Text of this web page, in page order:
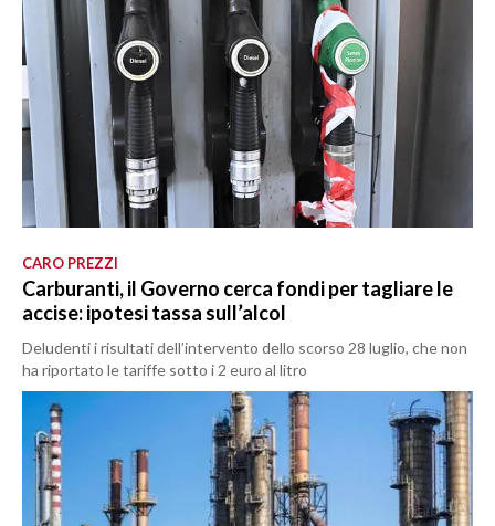
CARO PREZZI
Carburanti, il Governo cerca fondi per tagliare le
accise: ipotesi tassa sull’alcol
Deludenti i risultati dell’intervento dello scorso 28 luglio, che non
ha riportato le tariffe sotto i 2 euro al litro